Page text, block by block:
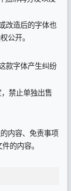
改造后的字体也
公开。
款字体产生纠纷
禁止单独出售
内容、免责事项
的内容。